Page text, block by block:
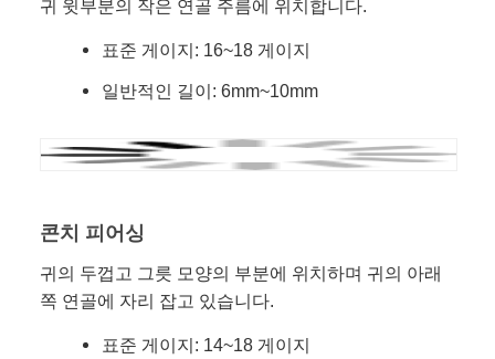
귀 윗부분의 작은 연골 주름에 위치합니다.
표준 게이지: 16~18 게이지
일반적인 길이: 6mm~10mm
콘치 피어싱
귀의 두껍고 그릇 모양의 부분에 위치하며 귀의 아래
쪽 연골에 자리 잡고 있습니다.
표준 게이지: 14~18 게이지